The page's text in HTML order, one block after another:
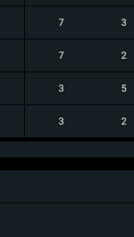
7 3
7 2
3 5
3 2